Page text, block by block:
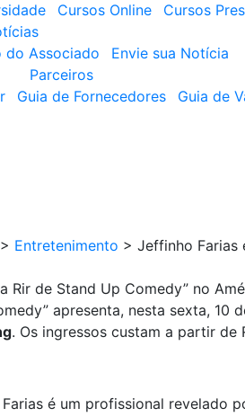
Cursos Online Cursos
do Associado Envie sua Notícia
Parceiros
Guia de Fornecedores Guia de
> Entretenimento > Jeffinho Farias
Rir de Stand Up Comedy” no
apresenta, nesta sexta,
. Os ingressos custam a partir
é um profissional revelado